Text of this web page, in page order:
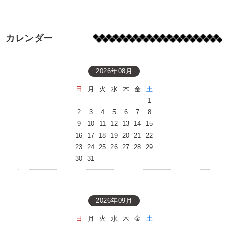
カレンダー
2026年08月
日 月 火 水 木 金
土
1
2
3 4 5 6 7
8
9
10 11 12 13 14
15
16
17 18 19 20 21 22
23 24 25 26 27 28 29
30 31
2026年09月
日 月 火 水 木 金 土